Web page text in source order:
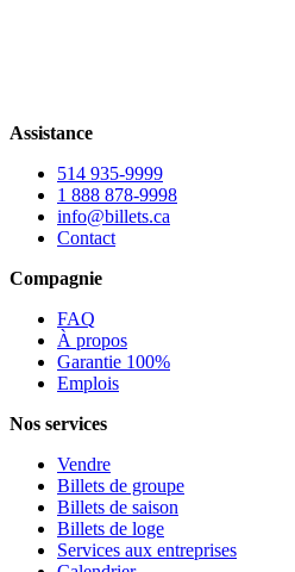
Assistance
514 935-9999
1 888 878-9998
info@billets.ca
Contact
Compagnie
FAQ
À propos
Garantie 100%
Emplois
Nos services
Vendre
Billets de groupe
Billets de saison
Billets de loge
Services aux entreprises